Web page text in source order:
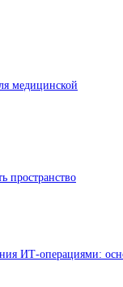
медицинской
пространство
ИТ-операциями: